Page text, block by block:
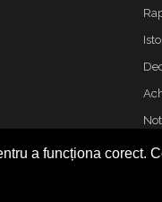
a funcționa corect.